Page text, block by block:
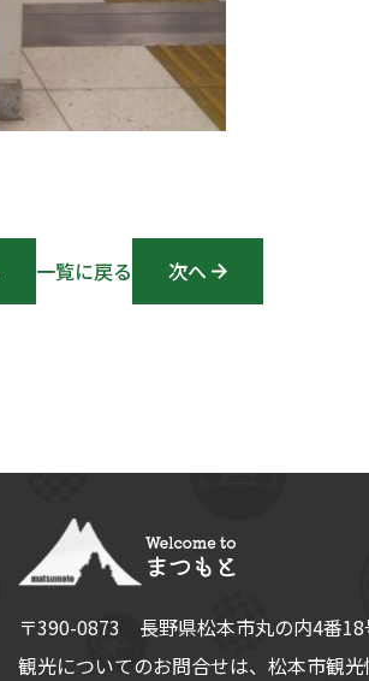
Post navigation
一覧に戻る 次へ
〒390-0873 長野県松本市丸の内4番
観光についてのお問合せは、 松本市観